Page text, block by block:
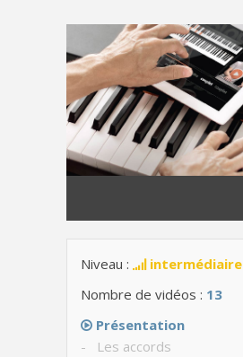
Niveau :
intermédiaire
Nombre de vidéos : 13
Présentation
- Les accords